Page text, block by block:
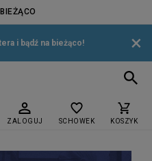
i bądź na bieżąco! ×
ZALOGUJ SCHOWEK KOSZYK